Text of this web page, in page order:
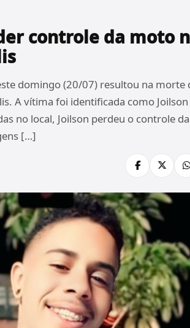
controle da moto
domingo (20/07) resultou na morte
A vítima foi identificada como
no local, Joilson perdeu o controle
[…]